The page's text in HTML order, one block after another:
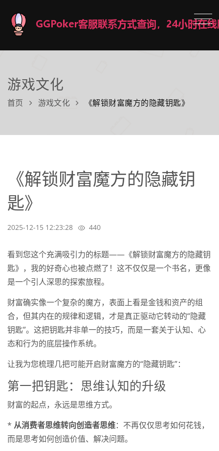
游戏文化
首页 游戏文化 《解锁财富魔方的隐藏钥匙》
《解锁财富魔方的隐藏钥
匙》
2025-12-15 12:23:28 440
看到您这个充满吸引力的标题——《解锁财富魔方的隐藏钥
匙》，我的好奇心也被点燃了！这不仅仅是一个书名，更像
是一个引人深思的探索旅程。
财富确实像一个复杂的魔方，表面上看是金钱和资产的组
合，但其内在的规律和逻辑，才是真正驱动它转动的“隐藏
钥匙”。这把钥匙并非单一的技巧，而是一套关于认知、心
态和行为的底层操作系统。
让我为您梳理几把可能开启财富魔方的“隐藏钥匙”：
第一把钥匙：思维认知的升级
财富的起点，永远是思维方式。
* 从消费者思维转向创造者思维：不再仅仅思考如何花钱，
而是思考如何创造价值、解决问题。